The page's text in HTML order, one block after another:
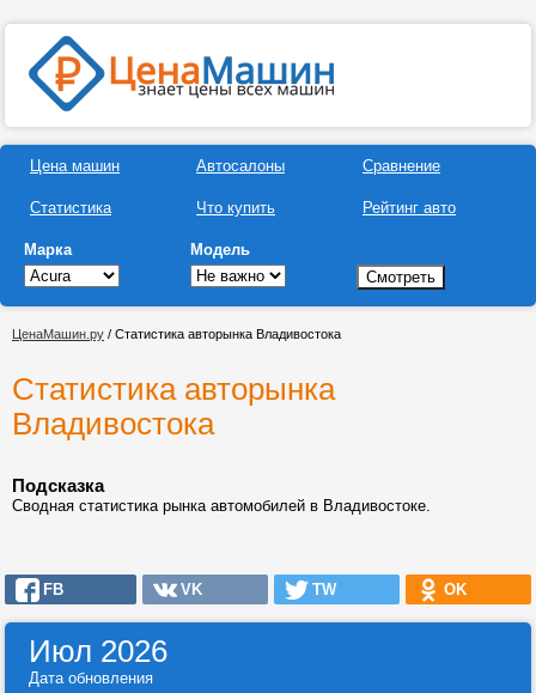
Цена машин
Статистика
Автосалоны
Что купить
Сравнение
Рейтинг авто
Марка Модель
ЦенаМашин.ру / Статистика авторынка Владивостока
Статистика авторынка
Владивостока
Подсказка
Сводная статистика рынка автомобилей в Владивостоке.
FB VK TW OK
Июл 2026
Дата обновления